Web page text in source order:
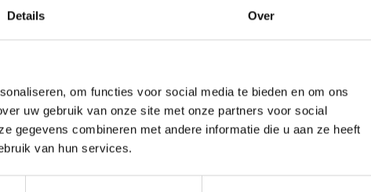
Details Over
om functies voor social media te bieden en om ons
uw gebruik van onze site met onze partners voor social
gegevens combineren met andere informatie die u aan ze heeft
van hun services.
HETEREN
Dorpsstraat 42
Oude